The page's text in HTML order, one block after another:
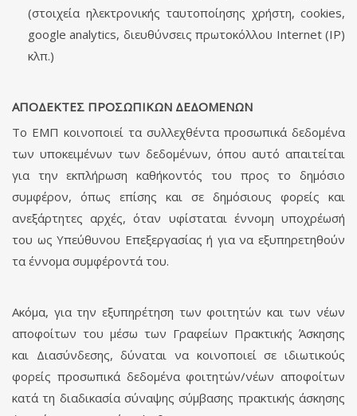
(στοιχεία ηλεκτρονικής ταυτοποίησης χρήστη, cookies,
google analytics, διευθύνσεις πρωτοκόλλου Internet (IP)
κλπ.)
ΑΠΟΔΕΚΤΕΣ ΠΡΟΣΩΠΙΚΩΝ ΔΕΔΟΜΕΝΩΝ
Το ΕΜΠ κοινοποιεί τα συλλεχθέντα προσωπικά δεδομένα
των υποκειμένων των δεδομένων, όπου αυτό απαιτείται
για την εκπλήρωση καθήκοντός του προς το δημόσιο
συμφέρον, όπως επίσης και σε δημόσιους φορείς και
ανεξάρτητες αρχές, όταν υφίσταται έννομη υποχρέωσή
του ως Υπεύθυνου Επεξεργασίας ή για να εξυπηρετηθούν
τα έννομα συμφέροντά του.
Ακόμα, για την εξυπηρέτηση των φοιτητών και των νέων
αποφοίτων του μέσω των Γραφείων Πρακτικής Άσκησης
και Διασύνδεσης, δύναται να κοινοποιεί σε ιδιωτικούς
φορείς προσωπικά δεδομένα φοιτητών/νέων αποφοίτων
κατά τη διαδικασία σύναψης σύμβασης πρακτικής άσκησης